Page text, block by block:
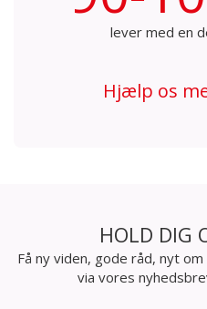
lever med en
Hjælp os
HOLD DIG
Få ny viden, gode råd, nyt
via vores